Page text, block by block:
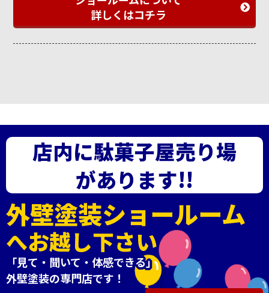
詳しくはコチラ
店内に駄菓子屋売り場
があります!!
外壁塗装ショールーム
へお越し下さい
「見て・聞いて・体感できる」
外壁塗装の専門店です！